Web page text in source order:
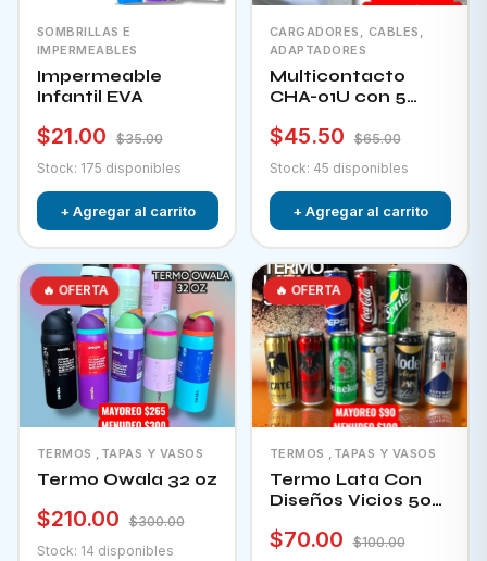
SOMBRILLAS E
IMPERMEABLES
Impermeable
Infantil EVA
$21.00
$35.00
Stock: 175 disponibles
+ Agregar al carrito
CARGADORES, CABLES,
ADAPTADORES
Multicontacto
CHA-01U con 5
puertos usb e
$45.50
$65.00
Stock: 45 disponibles
+ Agregar al carrito
🔥 OFERTA
TERMOS ,TAPAS Y VASOS
Termo Owala 32 oz
$210.00
$300.00
Stock: 14 disponibles
🔥 OFERTA
TERMOS ,TAPAS Y VASOS
Termo Lata Con
Diseños Vicios 500
$70.00
$100.00